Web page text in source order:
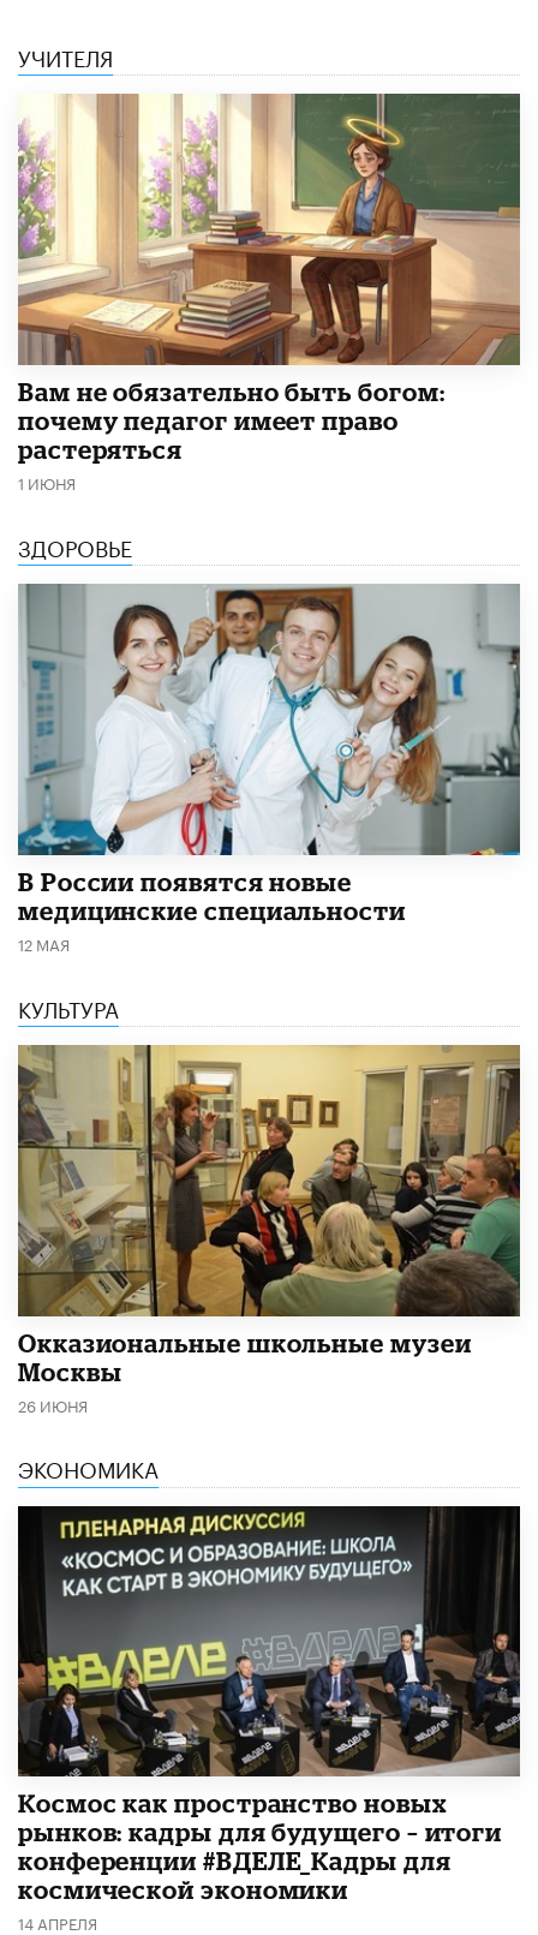
УЧИТЕЛЯ
​Вам не обязательно быть богом:
почему педагог имеет право
растеряться
1 ИЮНЯ
ЗДОРОВЬЕ
В России появятся новые
медицинские специальности
12 МАЯ
КУЛЬТУРА
​Окказиональные школьные музеи
Москвы
26 ИЮНЯ
ЭКОНОМИКА
Космос как пространство новых
рынков: кадры для будущего – итоги
конференции #ВДЕЛЕ_Кадры для
космической экономики
14 АПРЕЛЯ